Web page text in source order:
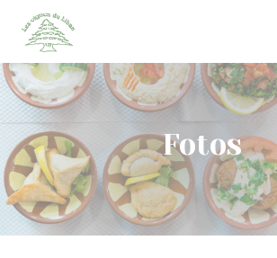
Painel de Gerenciamento de Cookies
Fotos